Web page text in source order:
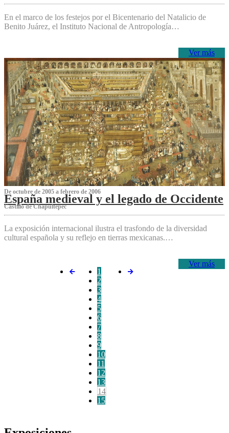
En el marco de los festejos por el Bicentenario del Natalicio de
Benito Juárez, el Instituto Nacional de Antropología…
Ver más
De octubre de 2005 a febrero de 2006
España medieval y el legado de Occidente
Castillo de Chapultepec
La exposición internacional ilustra el trasfondo de la diversidad
cultural española y su reflejo en tierras mexicanas.…
Ver más
1
2
3
4
5
6
7
8
9
10
11
12
13
14
15